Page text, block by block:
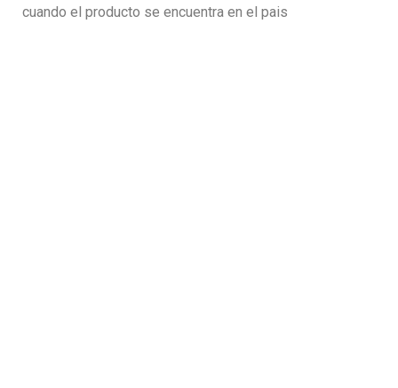
cuando el producto se encuentra en el pais